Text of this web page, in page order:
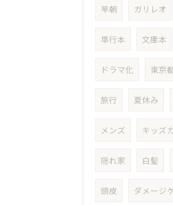
早朝 ガリレオ
単行本 文庫本
ドラマ化 東京
旅行 夏休み
メンズ キッズ
隠れ家 白髪
頭皮 ダメージ